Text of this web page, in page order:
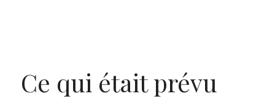
Ce qui était prévu